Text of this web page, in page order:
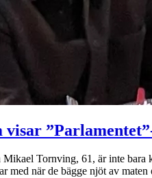
visar
Tornving, 61, är inte bara
med när de bägge njöt av